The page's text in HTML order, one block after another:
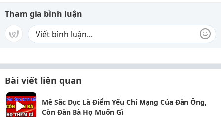
Tham gia bình luận
Bài viết liên quan
Mê Sắc Dục Là Điểm Yếu Chí Mạng Của Đàn Ông,
Còn Đàn Bà Họ Muốn Gì